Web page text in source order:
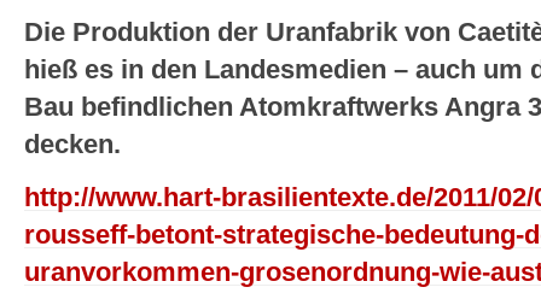
Die Produktion der Uranfabrik von
hieß es in den Landesmedien – auch um
Bau befindlichen Atomkraftwerks Angra
decken.
http://www.hart-brasilientexte.de/2011/
rousseff-betont-strategische-bedeutung-
uranvorkommen-grosenordnung-wie-